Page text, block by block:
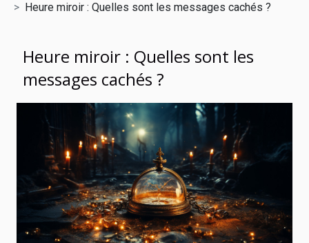
Heure miroir : Quelles sont les messages cachés ?
Heure miroir : Quelles sont les
messages cachés ?